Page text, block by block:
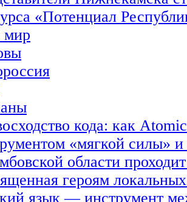
«Потенциал
мир
кода: как
«мягкой силы» и
области
героям
язык — инструмент